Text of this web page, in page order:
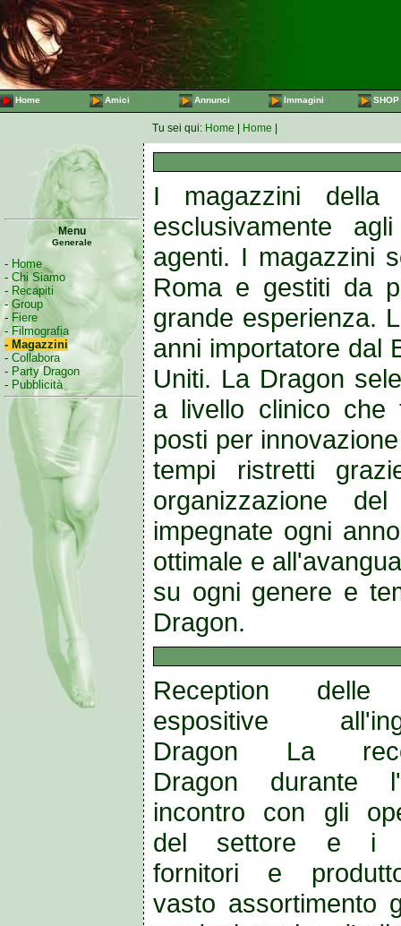
Home Amici Annunci Immagini SHOP
Tu sei qui: Home Home
Menu
Generale
- Home
- Chi Siamo
- Recapiti
- Group
- Fiere
-Filmografia
- Magazzini
- Collabora
- Party Dragon
- Pubblicità
I magazzini della
esclusivamente
agenti. I magazzini
Roma e gestiti da
grande esperienza.
anni importatore dal
Uniti. La Dragon
a livello clinico che
posti per
tempi ristretti
organizzazione
impegnate ogni
ottimale e
su ogni genere e
Dragon.
Reception delle
espositive
Dragon La
Dragon durante
incontro con gli
del settore e i
fornitori e
vasto assortimento